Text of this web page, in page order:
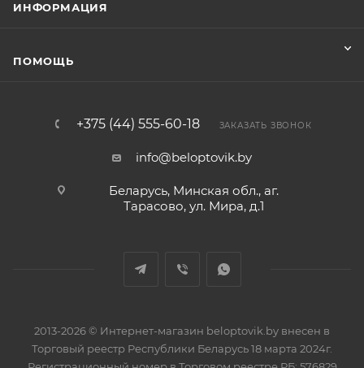
ИНФОРМАЦИЯ
ПОМОЩЬ
+375 (44) 555-60-18 ЗАКАЗАТЬ ЗВОНОК
info@beloptovik.by
Беларусь, Минская обл., аг.
Тарасово, ул. Мира, д.1
2013-2026 © Интернет-магазин beloptovik.by внесен в
Торговый реестр Республики Беларусь 18 марта 2024г.